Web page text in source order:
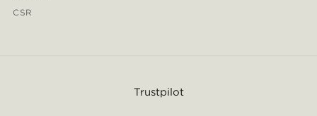
CSR
Trustpilot